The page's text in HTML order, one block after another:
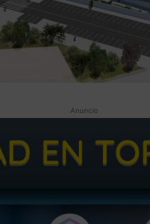
Anuncio